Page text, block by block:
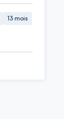
13 mois